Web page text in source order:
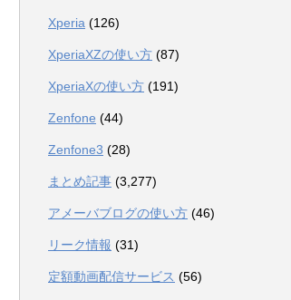
Xperia (126)
XperiaXZの使い方 (87)
XperiaXの使い方 (191)
Zenfone (44)
Zenfone3 (28)
まとめ記事 (3,277)
アメーバブログの使い方 (46)
リーク情報 (31)
定額動画配信サービス (56)